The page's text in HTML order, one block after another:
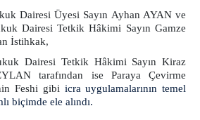
Haritası
Müdürlüğü
Dairesi Üyesi Sayın Ayhan AYAN ve
Dairesi Tetkik Hâkimi Sayın Gamze
İstihkak,
Dairesi Tetkik Hâkimi Sayın Kiraz
tarafından ise Paraya Çevirme
Feshi gibiicra uygulamalarının temel
biçimde ele alındı.